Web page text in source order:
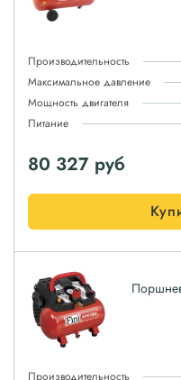
Производительность
Максимальное давление
Мощность двигателя
Питание
80 327 руб
Производительность